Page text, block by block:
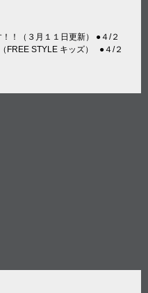
！（３月１１日更新） ●４/２
FREE STYLE キッズ） ●４/２